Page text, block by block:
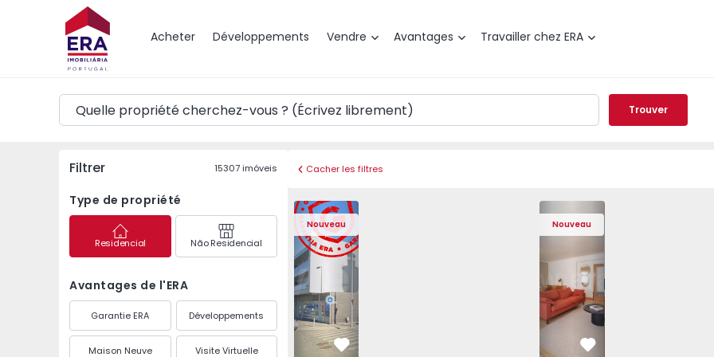
Acheter Développements Vendre Avantages Travailler chez ERA
Carte
Trouver
Filtrer 15307imóveis
Type de propriété
Residencial Não Residencial
Avantages de l'ERA
Garantie ERA Développements
Maison Neuve Visite Virtuelle
Cacher les filtres
Nouveau
Appartement T3 Póvoa de Varzim, Póvoa de Varzim, Beiriz e Argivai -
Préféré
Nouveau
Appartement T4 Cascais, São
Appartement T4 Cascais,
Appartement T4
Préféré